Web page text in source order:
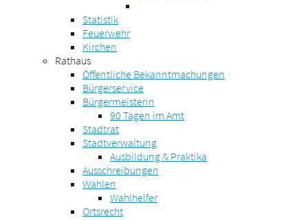
Statistik
Feuerwehr
Kirchen
Rathaus
Öffentliche Bekanntmachungen
Bürgerservice
Bürgermeisterin
90 Tagen im Amt
Stadtrat
Stadtverwaltung
Ausbildung & Praktika
Ausschreibungen
Wahlen
Wahlhelfer
Ortsrecht